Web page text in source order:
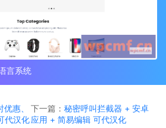
言系统
惠、
代汉化
下一篇： 秘密呼叫拦截器 + 安卓
应用 + 简易编辑 可代汉化